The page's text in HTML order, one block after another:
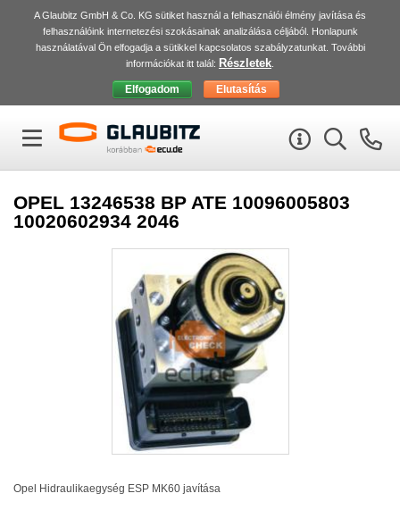
A Glaubitz GmbH & Co. KG sütiket használ a felhasználói élmény javítása és
felhasználóink internetezési szokásainak analizálása céljából. Honlapunk
használatával Ön elfogadja a sütikkel kapcsolatos szabályzatunkat. További
információkat itt talál: Részletek
OPEL 13246538 BP ATE 10096005803
10020602934 2046
Opel Hidraulikaegység ESP MK60 javítása